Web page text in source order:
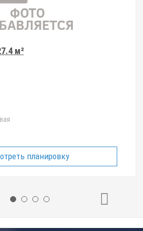
м²
планировку